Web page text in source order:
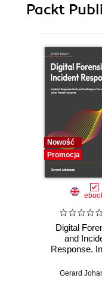
Products
Programming
Packt
Nowość
Promocja
Digital
and
Response.
and
Gerard